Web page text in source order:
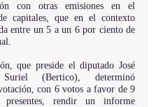
con otras emisiones en el
capitales, que en el contexto
entre un 5 a un 6 por ciento de
que preside el diputado José
Suriel (Bertico), determinó
con 6 votos a favor de 9
presentes, rendir un informe